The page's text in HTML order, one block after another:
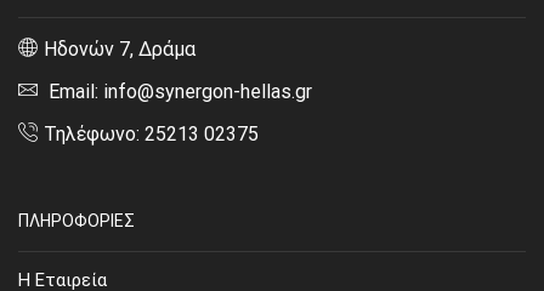
Ηδονών 7, Δράμα
Email: info@synergon-hellas.gr
Τηλέφωνο: 25213 02375
ΠΛΗΡΟΦΟΡΙΕΣ
Η Εταιρεία